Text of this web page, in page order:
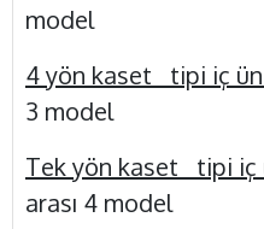
model
4 yön kaset tipi iç
3 model
Tek yön kaset tipi iç
arası 4 model